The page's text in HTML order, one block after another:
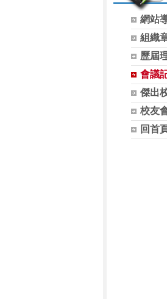
網站
組織
歷屆
會議
傑出
校友
回首